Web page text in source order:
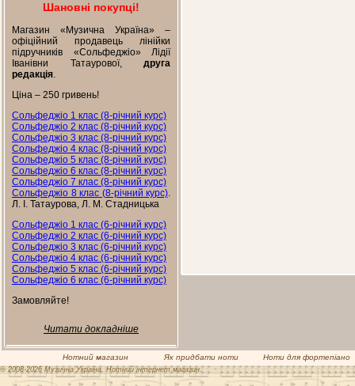
Шановні покупці!
Магазин «Музична Україна» –
офіційний продавець лінійки
підручників «Сольфеджіо» Лідії
Іванівни Татаурової, друга
редакція.
Ціна – 250 гривень!
Сольфеджіо 1 клас (8-річний курс)
Сольфеджіо 2 клас (8-річний курс)
Сольфеджіо 3 клас (8-річний курс)
Сольфеджіо 4 клас (8-річний курс)
Сольфеджіо 5 клас (8-річний курс)
Сольфеджіо 6 клас (8-річний курс)
Сольфеджіо 7 клас (8-річний курс)
Сольфеджіо 8 клас (8-річний курс).
Л. І. Татаурова, Л. М. Стадницька
Сольфеджіо 1 клас (6-річний курс)
Сольфеджіо 2 клас (6-річний курс)
Сольфеджіо 3 клас (6-річний курс)
Сольфеджіо 4 клас (6-річний курс)
Сольфеджіо 5 клас (6-річний курс)
Сольфеджіо 6 клас (6-річний курс)
Замовляйте!
Читати докладніше
Нотний магазин Як придбати ноти Ноти для фортепіано
© 2008-2026 Музична Україна. Нотний інтернет магазин.